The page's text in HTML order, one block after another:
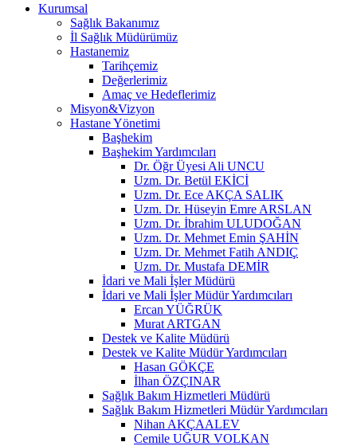
Kurumsal
Sağlık Bakanımız
İl Sağlık Müdürümüz
Hastanemiz
Tarihçemiz
Değerlerimiz
Amaç ve Hedeflerimiz
Misyon&Vizyon
Hastane Yönetimi
Başhekim
Başhekim Yardımcıları
Dr. Öğr Üyesi Ali UNCU
Uzm. Dr. Betül EKİCİ
Uzm. Dr. Ece AKÇA SALIK
Uzm. Dr. Hüseyin Emre ARSLAN
Uzm. Dr. İbrahim ULUDOĞAN
Uzm. Dr. Mehmet Emin ŞAHİN
Uzm. Dr. Mehmet Fatih ANDIÇ
Uzm. Dr. Mustafa DEMİR
İdari ve Mali İşler Müdürü
İdari ve Mali İşler Müdür Yardımcıları
Ercan YÜĞRÜK
Murat ARTGAN
Destek ve Kalite Müdürü
Destek ve Kalite Müdür Yardımcıları
Hasan GÖKÇE
İlhan ÖZÇINAR
Sağlık Bakım Hizmetleri Müdürü
Sağlık Bakım Hizmetleri Müdür Yardımcıları
Nihan AKÇAALEV
Cemile UĞUR VOLKAN